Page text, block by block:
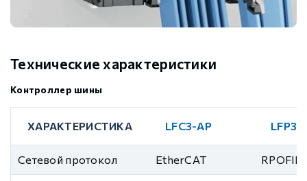
Технические характеристики
Контроллер шины
ХАРАКТЕРИСТИКА LFC3-AP LFP3-
Сетевой протокол EtherCAT